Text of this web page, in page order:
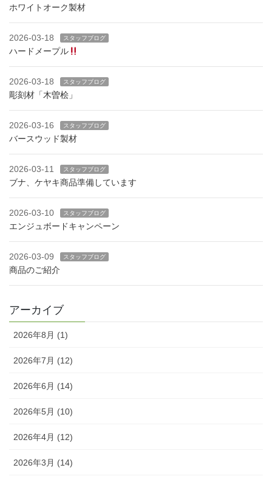
ホワイトオーク製材
2026-03-18 スタッフブログ
ハードメープル
2026-03-18 スタッフブログ
彫刻材「木曽桧」
2026-03-16 スタッフブログ
バースウッド製材
2026-03-11 スタッフブログ
ブナ、ケヤキ商品準備しています
2026-03-10 スタッフブログ
エンジュボードキャンペーン
2026-03-09 スタッフブログ
商品のご紹介
アーカイブ
2026年8月 (1)
2026年7月 (12)
2026年6月 (14)
2026年5月 (10)
2026年4月 (12)
2026年3月 (14)